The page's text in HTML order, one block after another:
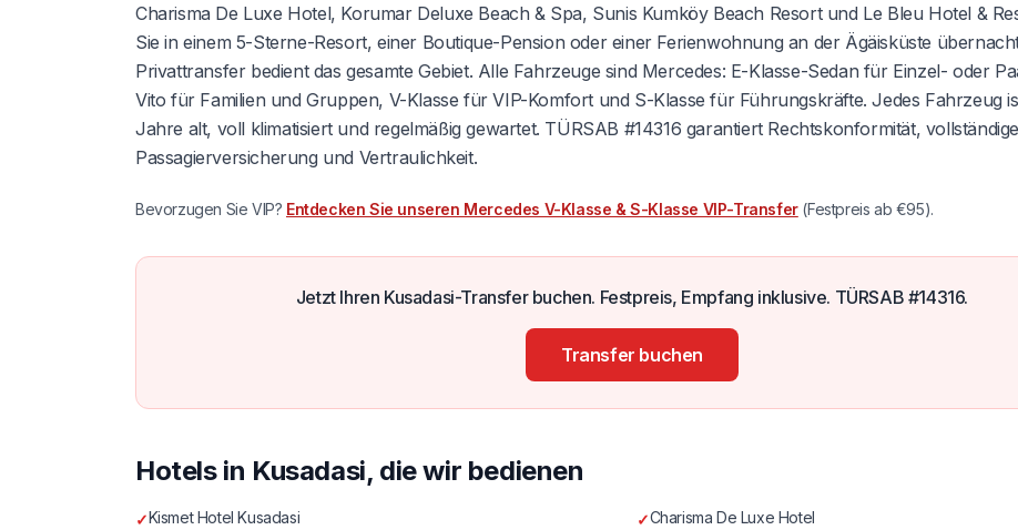
Charisma De Luxe Hotel, Korumar Deluxe Beach & Spa, Sunis Kumköy Beach Resort und Le Bleu Hotel &
Sie in einem 5-Sterne-Resort, einer Boutique-Pension oder einer Ferienwohnung an der Ägäisküste
Privattransfer bedient das gesamte Gebiet. Alle Fahrzeuge sind Mercedes: E-Klasse-Sedan für Einzel- oder
Vito für Familien und Gruppen, V-Klasse für VIP-Komfort und S-Klasse für Führungskräfte. Jedes Fahrzeug
Jahre alt, voll klimatisiert und regelmäßig gewartet. TÜRSAB #14316 garantiert Rechtskonformität, vollständige
Passagierversicherung und Vertraulichkeit.
Bevorzugen Sie VIP? Entdecken Sie unseren Mercedes V-Klasse & S-Klasse VIP-Transfer(Festpreis ab €95).
Jetzt Ihren Kusadasi-Transfer buchen. Festpreis, Empfang inklusive. TÜRSAB #14316.
Transfer buchen
Hotels in Kusadasi, die wir bedienen
✓Kismet Hotel Kusadasi ✓Charisma De Luxe Hotel